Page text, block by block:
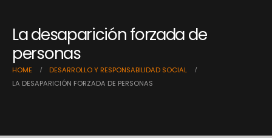
La desaparición forzada de
personas
HOME
DESARROLLO Y RESPONSABILIDAD SOCIAL
LA DESAPARICIÓN FORZADA DE PERSONAS